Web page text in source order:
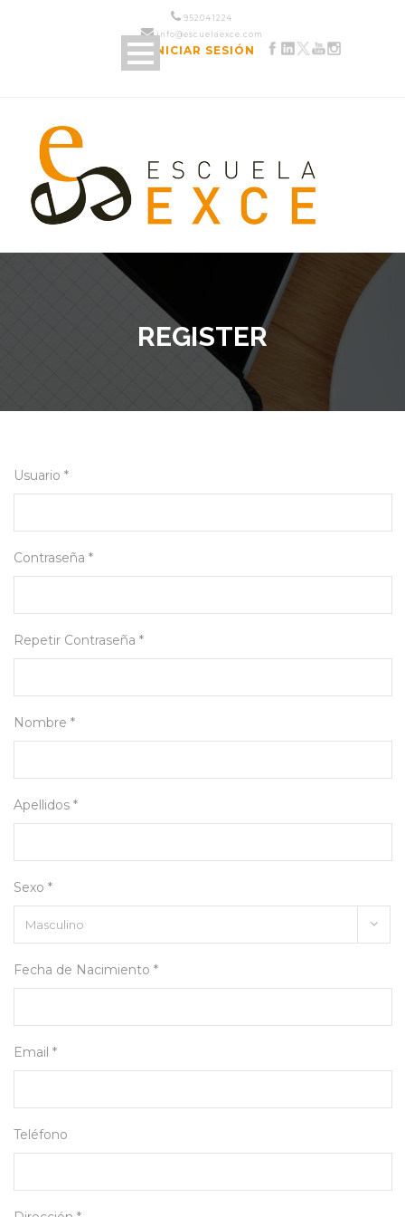
952 04 12 24
info@escuelaexce.com
INICIAR SESIÓN
REGISTER
Usuario *
Contraseña *
Repetir Contraseña *
Nombre *
Apellidos *
Sexo *
Fecha de Nacimiento *
Email *
Teléfono